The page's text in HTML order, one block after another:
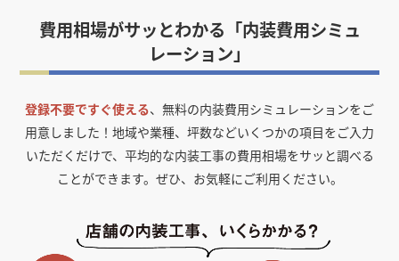
費用相場がサッとわかる「内装費用シミュ
レーション」
登録不要ですぐ使える、無料の内装費用シミュレーションをご
用意しました！ 地域や業種、坪数などいくつかの項目をご入力
いただくだけで、平均的な内装工事の費用相場をサッと調べる
ことができます。ぜひ、お気軽にご利用ください。